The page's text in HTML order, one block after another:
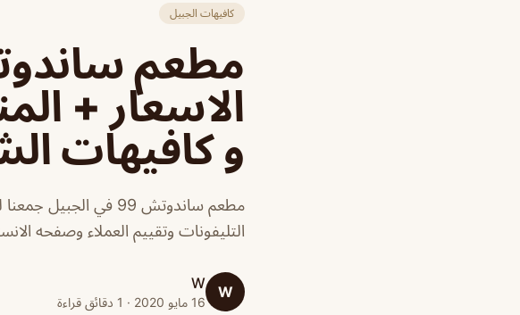
كافيهات الجبيل
الاسعار +
و كافيهات
التليفونات وتقييم العملاء وصفحه
W
W
16 مايو 2020 · 1 دقائق قراءة